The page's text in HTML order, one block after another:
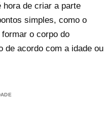
hora de criar a parte
simples, como o
o corpo do
de acordo com a idade ou